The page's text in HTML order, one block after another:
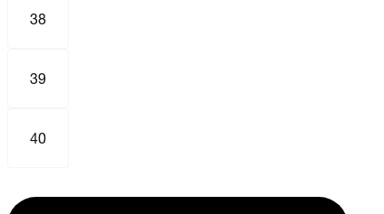
38
39
40